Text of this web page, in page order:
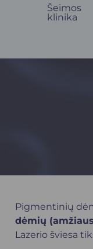
Šeimos
klinika
Pigmentinių
dėmių
Lazerio šviesa